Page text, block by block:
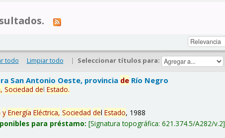
todo Limpiar todo | Seleccionar títulos para:
San Antonio Oeste, provincia de Río Negro
Sociedad delEstado.
y Energía Eléctrica, Sociedad delEstado, 1988
para préstamo: Signatura topográfica:621.374.5/A282/v.2